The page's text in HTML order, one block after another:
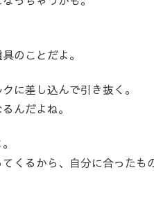
のことだよ。
に差し込んで引き抜く。
んだよね。
くるから、自分に合ったも